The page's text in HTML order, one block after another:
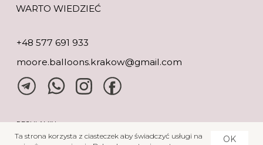
Ta strona korzysta z ciasteczek aby świadczyć usługi na
OK